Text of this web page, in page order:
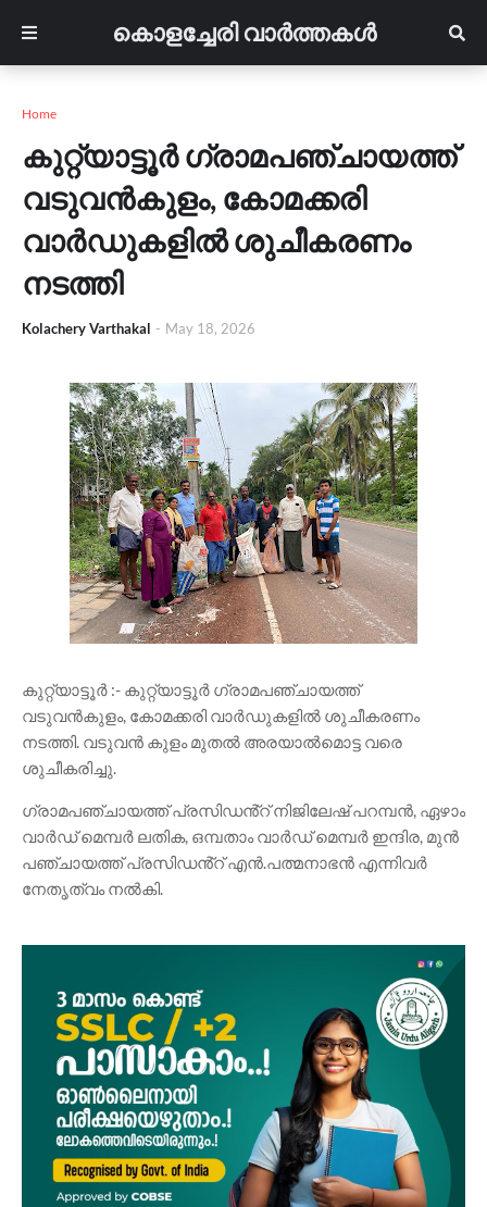
കൊളച്ചേരി വാർത്തകൾ
Home
കുറ്റ്യാട്ടൂർ ഗ്രാമപഞ്ചായത്ത്
വടുവൻകുളം, കോമക്കരി
വാർഡുകളിൽ ശുചീകരണം
നടത്തി
Kolachery Varthakal - May 18, 2026
കുറ്റ്യാട്ടൂർ :- കുറ്റ്യാട്ടൂർ ഗ്രാമപഞ്ചായത്ത്
വടുവൻകുളം, കോമക്കരി വാർഡുകളിൽ ശുചീകരണം
നടത്തി. വടുവൻ കുളം മുതൽ അരയാൽമൊട്ട വരെ
ശുചീകരിച്ചു.
ഗ്രാമപഞ്ചായത്ത് പ്രസിഡൻ്റ് നിജിലേഷ് പറമ്പൻ, ഏഴാം
വാർഡ് മെമ്പർ ലതിക, ഒമ്പതാം വാർഡ് മെമ്പർ ഇന്ദിര, മുൻ
പഞ്ചായത്ത് പ്രസിഡൻ്റ് എൻ.പത്മനാഭൻ എന്നിവർ
നേതൃത്വം നൽകി.